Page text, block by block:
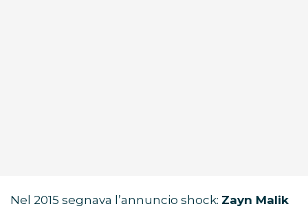
Nel 2015 segnava l’annuncio shock: Zayn Malik